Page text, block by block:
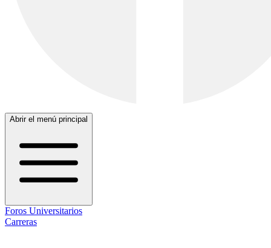
Abrir el menú principal
Foros Universitarios
Carreras